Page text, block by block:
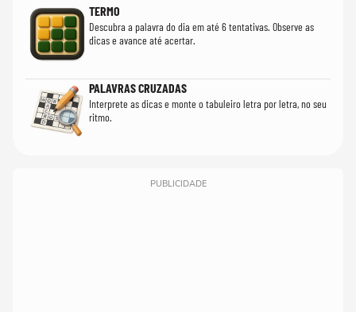
TERMO
Descubra a palavra do dia em até 6 tentativas. Observe as
dicas e avance até acertar.
PALAVRAS CRUZADAS
Interprete as dicas e monte o tabuleiro letra por letra, no seu
ritmo.
PUBLICIDADE